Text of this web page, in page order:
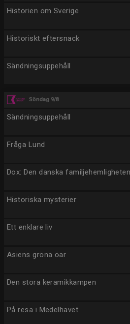
Historien om Sverige
Historiskt eftersnack
Sändningsuppehåll
Söndag 9/8
Sändningsuppehåll
Fråga Lund
Dox: Den danska
Historiska mysterier
Ett enklare liv
Asiens gröna öar
Den stora keramikkampen
På resa i Medelhavet